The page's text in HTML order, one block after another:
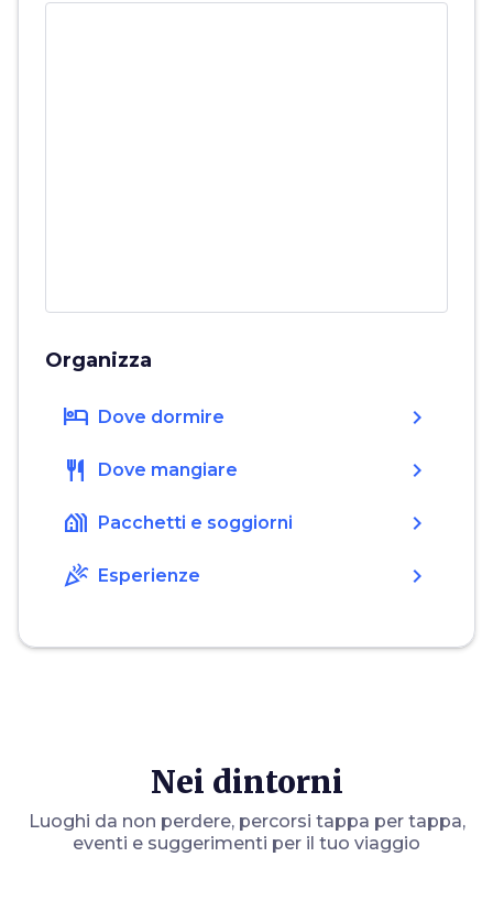
Organizza
hotel Dove dormire chevron_right
restaurant Dove mangiare chevron_right
holiday_village Pacchetti e soggiorni chevron_right
celebration Esperienze chevron_right
Nei dintorni
Luoghi da non perdere, percorsi tappa per tappa,
eventi e suggerimenti per il tuo viaggio